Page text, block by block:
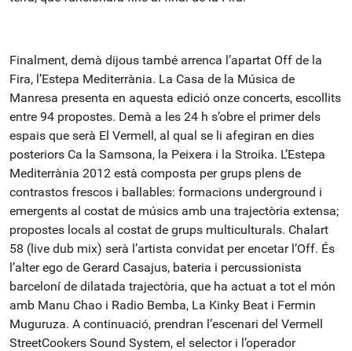
Finalment, demà dijous també arrenca l’apartat Off de la
Fira, l’Estepa Mediterrània. La Casa de la Música de
Manresa presenta en aquesta edició onze concerts, escollits
entre 94 propostes. Demà a les 24 h s’obre el primer dels
espais que serà El Vermell, al qual se li afegiran en dies
posteriors Ca la Samsona, la Peixera i la Stroika. L’Estepa
Mediterrània 2012 està composta per grups plens de
contrastos frescos i ballables: formacions underground i
emergents al costat de músics amb una trajectòria extensa;
propostes locals al costat de grups multiculturals. Chalart
58 (live dub mix) serà l’artista convidat per encetar l’Off. És
l’alter ego de Gerard Casajus, bateria i percussionista
barceloní de dilatada trajectòria, que ha actuat a tot el món
amb Manu Chao i Radio Bemba, La Kinky Beat i Fermin
Muguruza. A continuació, prendran l’escenari del Vermell
StreetCookers Sound System, el selector i l’operador